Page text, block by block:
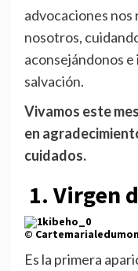
advocaciones
nosotros,
aconsejándonos
salvación.
Vivamos este
en
cuidados.
1. Virgen
©
Es la primera